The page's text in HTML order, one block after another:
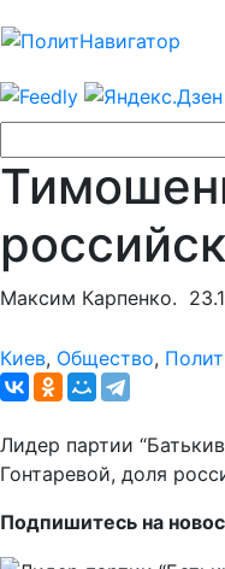
Максим Карпенко.
Киев, Общество,
Лидер партии
Гонтаревой, доля
Подпишитесь на